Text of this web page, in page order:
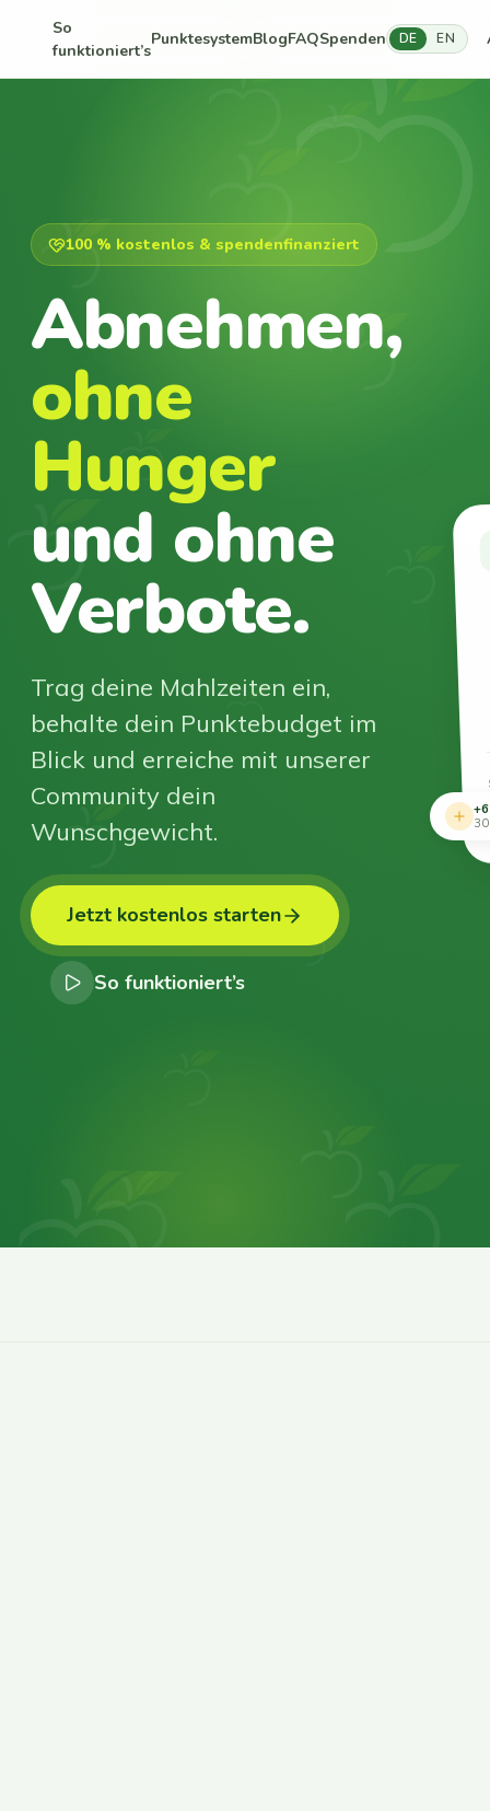
So
funktioniert’s
PunktesystemBlogFAQSpenden DE EN
100 % kostenlos & spendenfinanziert
Abnehmen,
ohne
Hunger
und ohne
Verbote.
Trag deine Mahlzeiten ein,
behalte dein Punktebudget im
Blick und erreiche mit unserer
Community dein
Wunschgewicht.
Jetzt kostenlos starten
So funktioniert’s